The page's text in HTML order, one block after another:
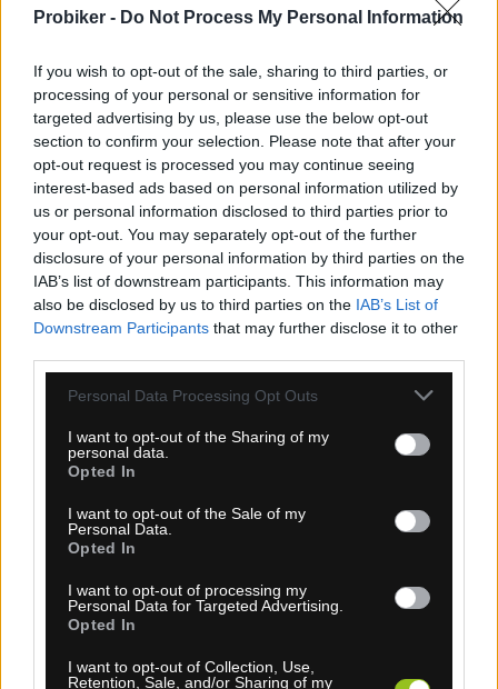
Probiker - Do Not Process My Personal Information
If you wish to opt-out of the sale, sharing to third parties, or
processing of your personal or sensitive information for
targeted advertising by us, please use the below opt-out
section to confirm your selection. Please note that after your
opt-out request is processed you may continue seeing
interest-based ads based on personal information utilized by
us or personal information disclosed to third parties prior to
your opt-out. You may separately opt-out of the further
disclosure of your personal information by third parties on the
IAB’s list of downstream participants. This information may
also be disclosed by us to third parties on the IAB’s List of
Downstream Participants that may further disclose it to other
Personal Data Processing Opt Outs
I want to opt-out of the Sharing of my
personal data.
Opted In
I want to opt-out of the Sale of my
Personal Data.
Opted In
I want to opt-out of processing my
Personal Data for Targeted Advertising.
Opted In
I want to opt-out of Collection, Use,
Retention, Sale, and/or Sharing of my
1-3 dní
MOC: 15,30 € 6,30 €
KÚPIŤ
SPORTFUL MATCHY ČELENKA ČERVENÁ